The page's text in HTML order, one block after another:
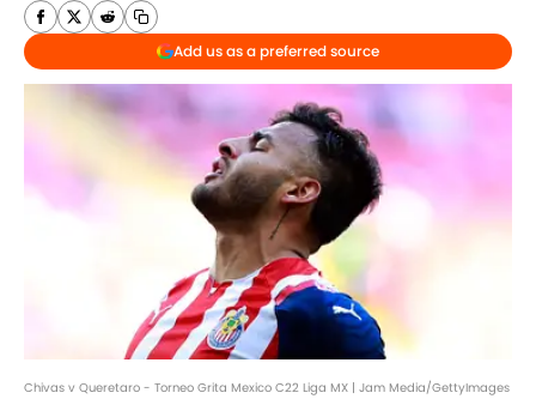
Add us as a preferred source
Chivas v Queretaro - Torneo Grita Mexico C22 Liga MX | Jam Media/GettyImages